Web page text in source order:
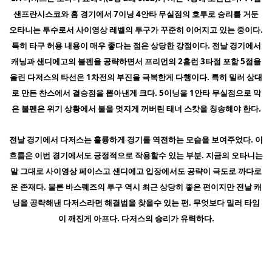
샌프란시스코와 홈 경기에서 7이닝 4안타 무실점의 호투로 승리를 거둔
오타니는 투수로서 사이영상 레벨의 투구가 꾸준히 이어지고 있는 중이다.
특히 타구 허용 내용이 매우 좋다는 점은 상당한 강점이다. 전날 경기에서
캐닝과 샌디에고의 불펜을 공략하면서 프리먼의 2홈런 3타점 포함 5점을
올린 다저스의 타선은 1차전의 부진을 극복한게 다행이다. 특히 밀러 상대
로 만든 찬스에서 결승점을 뽑아낸게 크다. 5이닝을 1안타 무실점으로 막
은 불펜은 위기 상황에서 불을 멋지게 꺼버린 태너 스캇을 칭송해야 한다.
전날 경기에서 다저스는 훌륭하게 경기를 역전하는 모습을 보여주었다. 이
흐름은 이번 경기에서도 긍정적으로 작용할수 있는 부분. 지금의 오타니는
말 그대로 사이영상 페이스고 샌디에고 입장에서도 공략이 극도로 까다로
운 존재다. 물론 바스퀘즈의 투구 역시 최근 상당히 좋은 편이지만 전날 캐
닝을 공략해낸 다저스라면 해결법을 찾을수 있는 편. 무엇보다 밀러 타임
이 깨진게 아프다. 다저스의 승리가 유력하다.